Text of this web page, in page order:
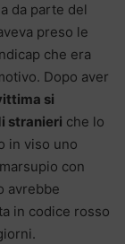
da parte del
preso le
che era
Dopo aver
si
stranieri che lo
in viso uno
con
avrebbe
in codice rosso